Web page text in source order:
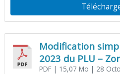
Modification
2023 du PLU –
PDF| 15,07 Mo | 28